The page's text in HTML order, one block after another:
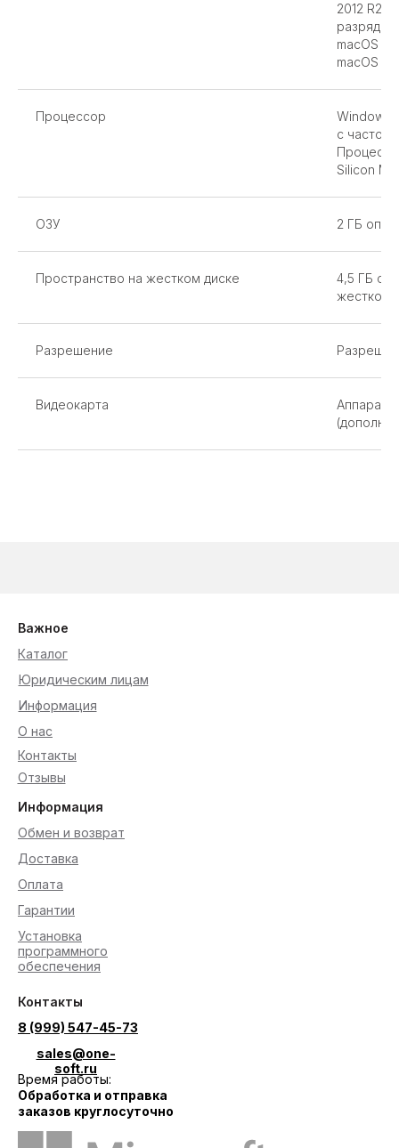
2012 R2
macOS
macOS
Процессор
Windows:
с
Silicon
ОЗУ 2 ГБ
Пространство на жестком диске
4,5 ГБ
жестком
Разрешение
Видеокарта
Информация
Обмен и возврат
Доставка
Оплата
Гарантии
Установка
программного
обеспечения
Контакты
8 (999) 547-45-73
sales@one-
soft.ru
Время работы:
Обработка и отправка
заказов круглосуточно
Важное
Каталог
Юридическим лицам
Информация
О нас
Контакты
Отзывы